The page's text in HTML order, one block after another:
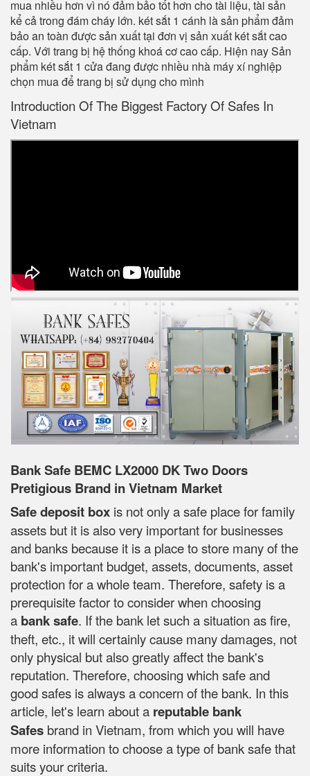
mua nhiều hơn vì nó đảm bảo tốt hơn cho tài liệu, tài sản
kể cả trong đám cháy lớn. két sắt 1 cánh là sản phẩm đảm
bảo an toàn được sản xuất tại đơn vị sản xuất két sắt cao
cấp. Với trang bị hệ thống khoá cơ cao cấp. Hiện nay Sản
phẩm két sắt 1 cửa đang được nhiều nhà máy xí nghiệp
chọn mua để trang bị sử dụng cho mình
Introduction Of The Biggest Factory Of Safes In
Vietnam
Bank Safe BEMC LX2000 DK Two Doors
Pretigious Brand in Vietnam Market
Safe deposit box is not only a safe place for family
assets but it is also very important for businesses
and banks because it is a place to store many of the
bank's important budget, assets, documents, asset
protection for a whole team. Therefore, safety is a
prerequisite factor to consider when choosing
a bank safe. If the bank let such a situation as fire,
theft, etc., it will certainly cause many damages, not
only physical but also greatly affect the bank's
reputation. Therefore, choosing which safe and
good safes is always a concern of the bank. In this
article, let's learn about a reputable bank
Safes brand in Vietnam, from which you will have
more information to choose a type of bank safe that
suits your criteria.